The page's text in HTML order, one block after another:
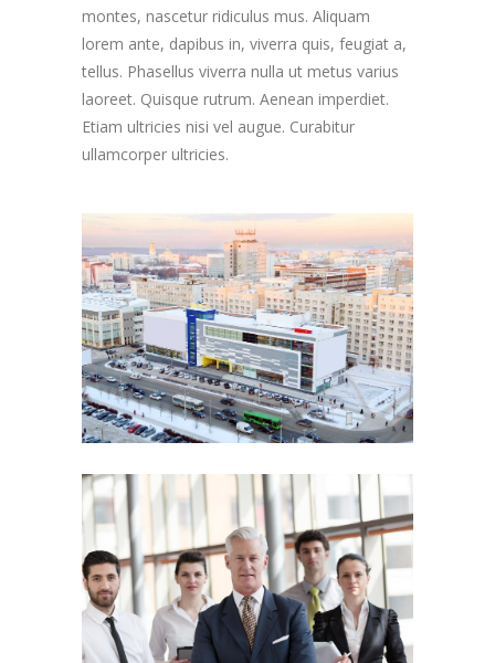
montes, nascetur ridiculus mus. Aliquam
lorem ante, dapibus in, viverra quis, feugiat a,
tellus. Phasellus viverra nulla ut metus varius
laoreet. Quisque rutrum. Aenean imperdiet.
Etiam ultricies nisi vel augue. Curabitur
ullamcorper ultricies.